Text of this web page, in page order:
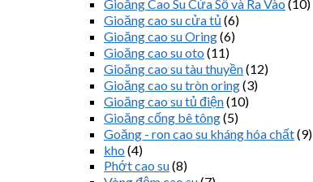
Gioăng Cao Su Cửa Sổ và Ra Vào (10)
Gioăng cao su cửa tủ (6)
Gioăng cao su Oring(6)
Gioăng cao su oto (11)
Gioăng cao su tàu thuyền(12)
Gioăng cao su tròn oring(3)
Gioăng cao su tủ điện(10)
Gioăng cống bê tông(5)
Goăng - ron cao su kháng hóa chất(9)
kho (4)
Phớt cao su(8)